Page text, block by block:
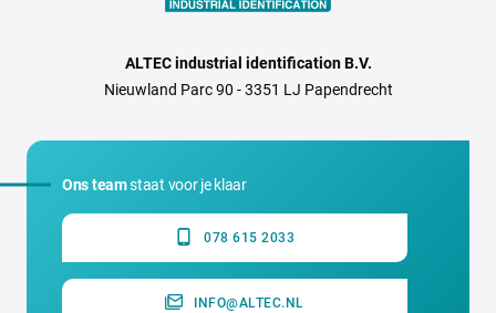
ALTEC industrial identification B.V.
Nieuwland Parc 90 - 3351 LJ Papendrecht
Ons teamstaat voor je klaar
078 615 2033
INFO@ALTEC.NL